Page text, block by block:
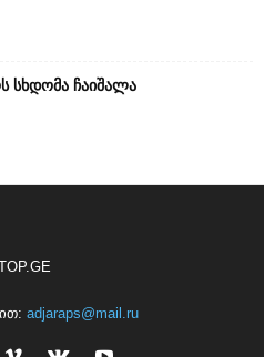
სხდომა ჩაიშალა
adjaraps@mail.ru